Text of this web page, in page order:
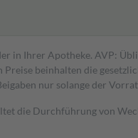
in Ihrer Apotheke. AVP:
beinhalten die
nur solange der
die Durchführung von